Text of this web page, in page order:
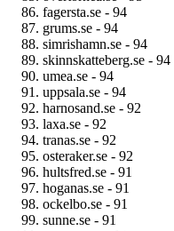
fagersta.se - 94
grums.se - 94
simrishamn.se - 94
skinnskatteberg.se - 94
umea.se - 94
uppsala.se - 94
harnosand.se - 92
laxa.se - 92
tranas.se - 92
osteraker.se - 92
hultsfred.se - 91
hoganas.se - 91
ockelbo.se - 91
sunne.se - 91